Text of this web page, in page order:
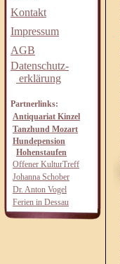
Kontakt
Impressum
AGB
Datenschutz-
erklärung
Partnerlinks:
Antiquariat Kinzel
Tanzhund Mozart
Hundepension
Hohenstaufen
Offener KulturTreff
Johanna Schober
Dr. Anton Vogel
Ferien in Dessau